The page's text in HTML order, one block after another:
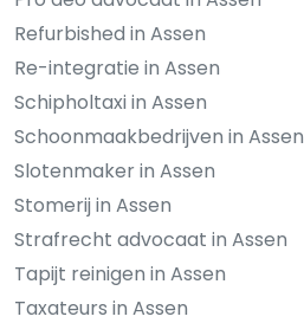
Refurbished in Assen
Re-integratie in Assen
Schipholtaxi in Assen
Schoonmaakbedrijven in Assen
Slotenmaker in Assen
Stomerij in Assen
Strafrecht advocaat in Assen
Tapijt reinigen in Assen
Taxateurs in Assen